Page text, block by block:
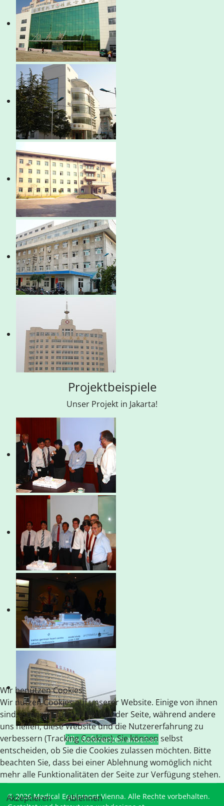
Projektbeispiele
Unser Projekt in Jakarta!
Alle Referenzen ansehen
© 2026 Medical Equipment Vienna. Alle Rechte vorbehalten.
Wir benutzen Cookies
Wir nutzen Cookies auf unserer Website. Einige von ihnen
sind essenziell für den Betrieb der Seite, während andere
uns helfen, diese Website und die Nutzererfahrung zu
verbessern (Tracking Cookies). Sie können selbst
entscheiden, ob Sie die Cookies zulassen möchten. Bitte
beachten Sie, dass bei einer Ablehnung womöglich nicht
mehr alle Funktionalitäten der Seite zur Verfügung stehen.
Akzeptieren Ablehnen